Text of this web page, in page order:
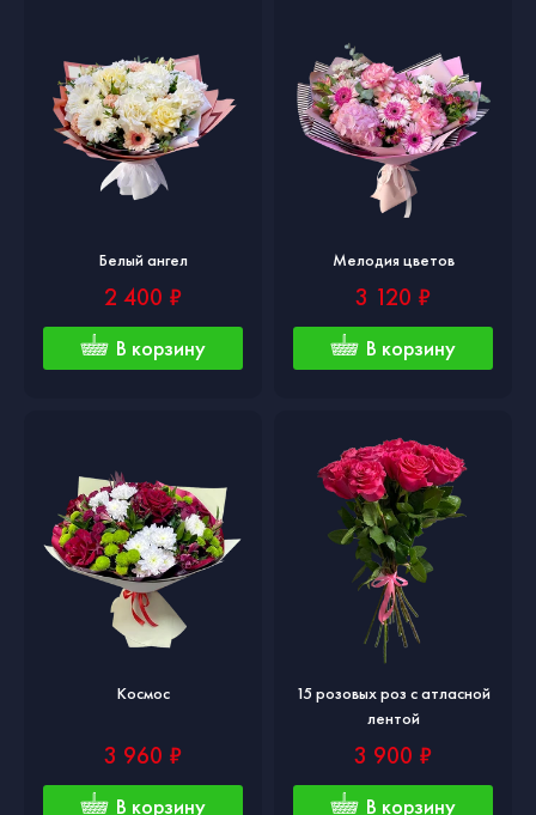
Белый ангел
2 400 ₽
В корзину
Мелодия цветов
3 120 ₽
В корзину
Космос
3 960 ₽
В корзину
15 розовых роз с атласной
лентой
3 900 ₽
В корзину